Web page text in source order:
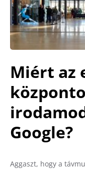
Miért az
Google?
Aggaszt, hogy a